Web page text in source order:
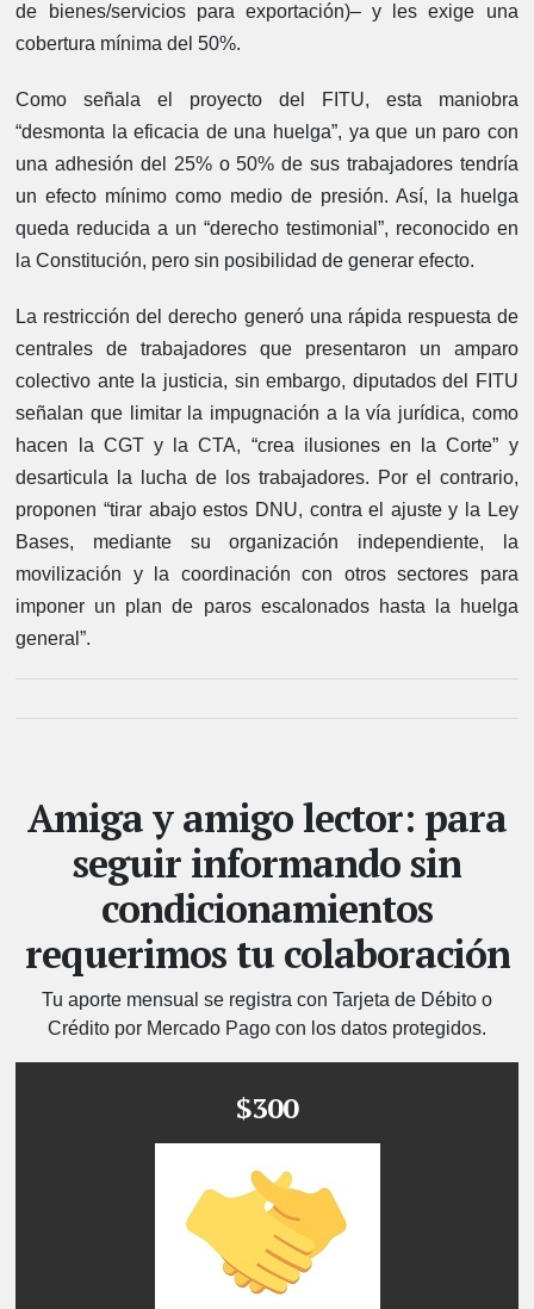
de bienes/servicios para exportación)– y les exige una
cobertura mínima del 50%.
Como señala el proyecto del FITU, esta maniobra
“desmonta la eficacia de una huelga”, ya que un paro con
una adhesión del 25% o 50% de sus trabajadores tendría
un efecto mínimo como medio de presión. Así, la huelga
queda reducida a un “derecho testimonial”, reconocido en
la Constitución, pero sin posibilidad de generar efecto.
La restricción del derecho generó una rápida respuesta de
centrales de trabajadores que presentaron un amparo
colectivo ante la justicia, sin embargo, diputados del FITU
señalan que limitar la impugnación a la vía jurídica, como
hacen la CGT y la CTA, “crea ilusiones en la Corte” y
desarticula la lucha de los trabajadores. Por el contrario,
proponen “tirar abajo estos DNU, contra el ajuste y la Ley
Bases, mediante su organización independiente, la
movilización y la coordinación con otros sectores para
imponer un plan de paros escalonados hasta la huelga
general”.
Amiga y amigo lector: para
seguir informando sin
condicionamientos
requerimos tu colaboración
Tu aporte mensual se registra con Tarjeta de Débito o
Crédito por Mercado Pago con los datos protegidos.
$300